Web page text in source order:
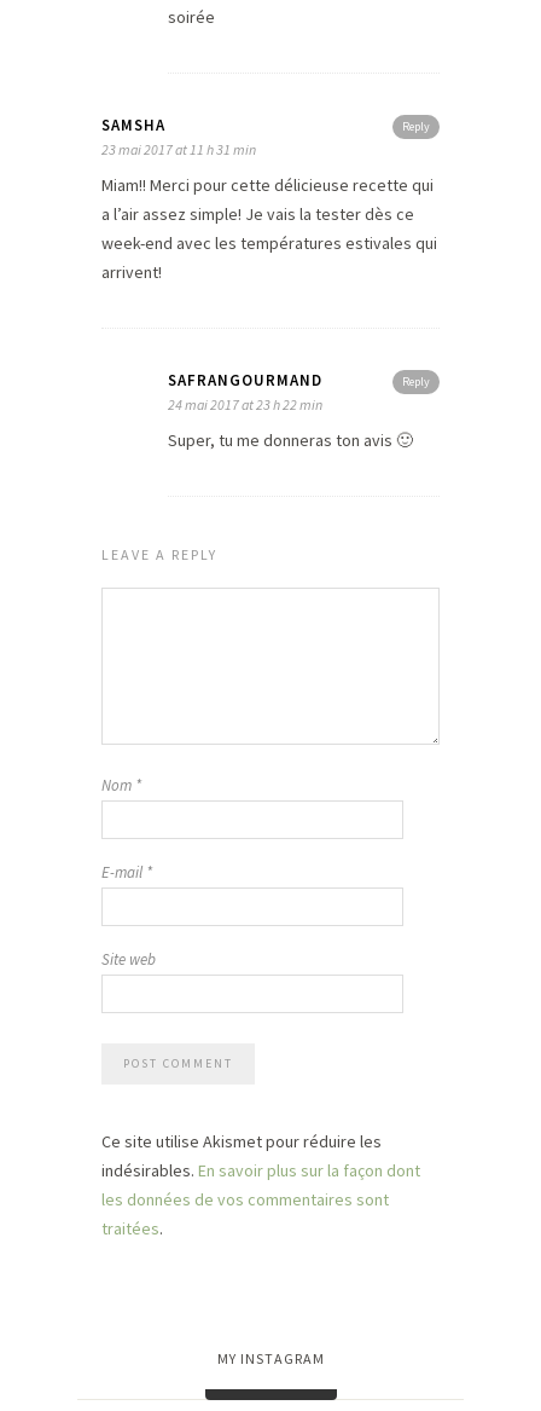
soirée
Reply
SAMSHA
23 mai 2017 at 11 h 31 min
Miam!! Merci pour cette délicieuse recette qui
a l’air assez simple! Je vais la tester dès ce
week-end avec les températures estivales qui
arrivent!
Reply
SAFRANGOURMAND
24 mai 2017 at 23 h 22 min
Super, tu me donneras ton avis 🙂
LEAVE A REPLY
Nom *
E-mail *
Site web
Ce site utilise Akismet pour réduire les
indésirables. En savoir plus sur la façon dont
les données de vos commentaires sont
traitées.
MY INSTAGRAM